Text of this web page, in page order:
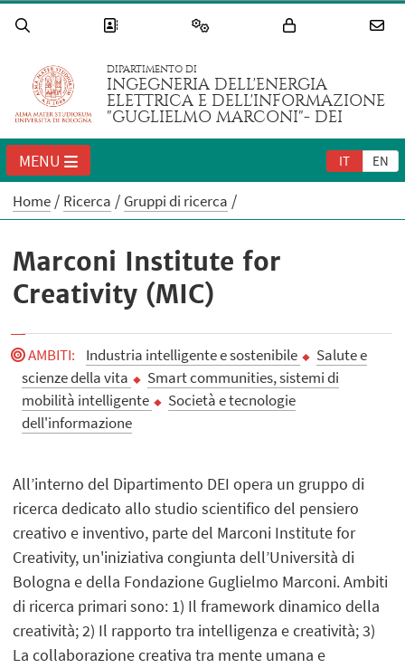
DIPARTIMENTO DI
INGEGNERIA DELL'ENERGIA
ELETTRICA E DELL'INFORMAZIONE
"GUGLIELMO MARCONI"- DEI
IT EN
MENU
Home Ricerca Gruppi di ricerca
Marconi Institute for
Creativity (MIC)
AMBITI: Industria intelligente e sostenibile
Salute e
scienze della vita
Smart communities, sistemi di
mobilità intelligente
Società e tecnologie
dell'informazione
All’interno del Dipartimento DEI opera un gruppo di
ricerca dedicato allo studio scientifico del pensiero
creativo e inventivo, parte del Marconi Institute for
Creativity, un'iniziativa congiunta dell’Università di
Bologna e della Fondazione Guglielmo Marconi. Ambiti
di ricerca primari sono: 1) Il framework dinamico della
creatività; 2) Il rapporto tra intelligenza e creatività; 3)
La collaborazione creativa tra mente umana e